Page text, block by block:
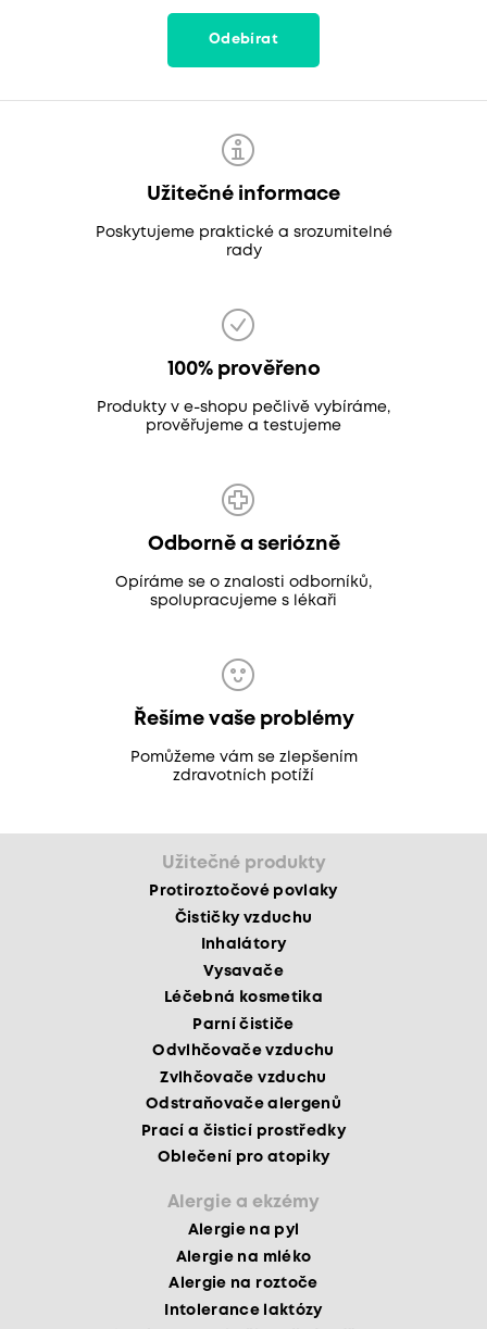
Odebírat
Užitečné informace
Poskytujeme praktické a srozumitelné
rady
100% prověřeno
Produkty v e-shopu pečlivě vybíráme,
prověřujeme a testujeme
Odborně a seriózně
Opíráme se o znalosti odborníků,
spolupracujeme s lékaři
Řešíme vaše problémy
Pomůžeme vám se zlepšením
zdravotních potíží
Užitečné produkty
Protiroztočové povlaky
Čističky vzduchu
Inhalátory
Vysavače
Léčebná kosmetika
Parní čističe
Odvlhčovače vzduchu
Zvlhčovače vzduchu
Odstraňovače alergenů
Prací a čisticí prostředky
Oblečení pro atopiky
Alergie a ekzémy
Alergie na pyl
Alergie na mléko
Alergie na roztoče
Intolerance laktózy